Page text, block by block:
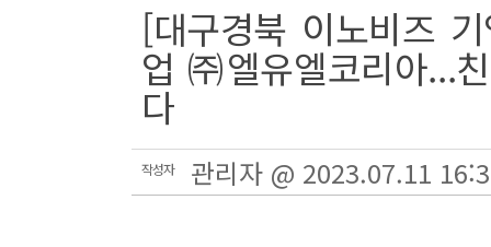
[대구경북 이노비즈
업 ㈜엘유엘코리아...
다
작성자 관리자 @ 2023.07.11